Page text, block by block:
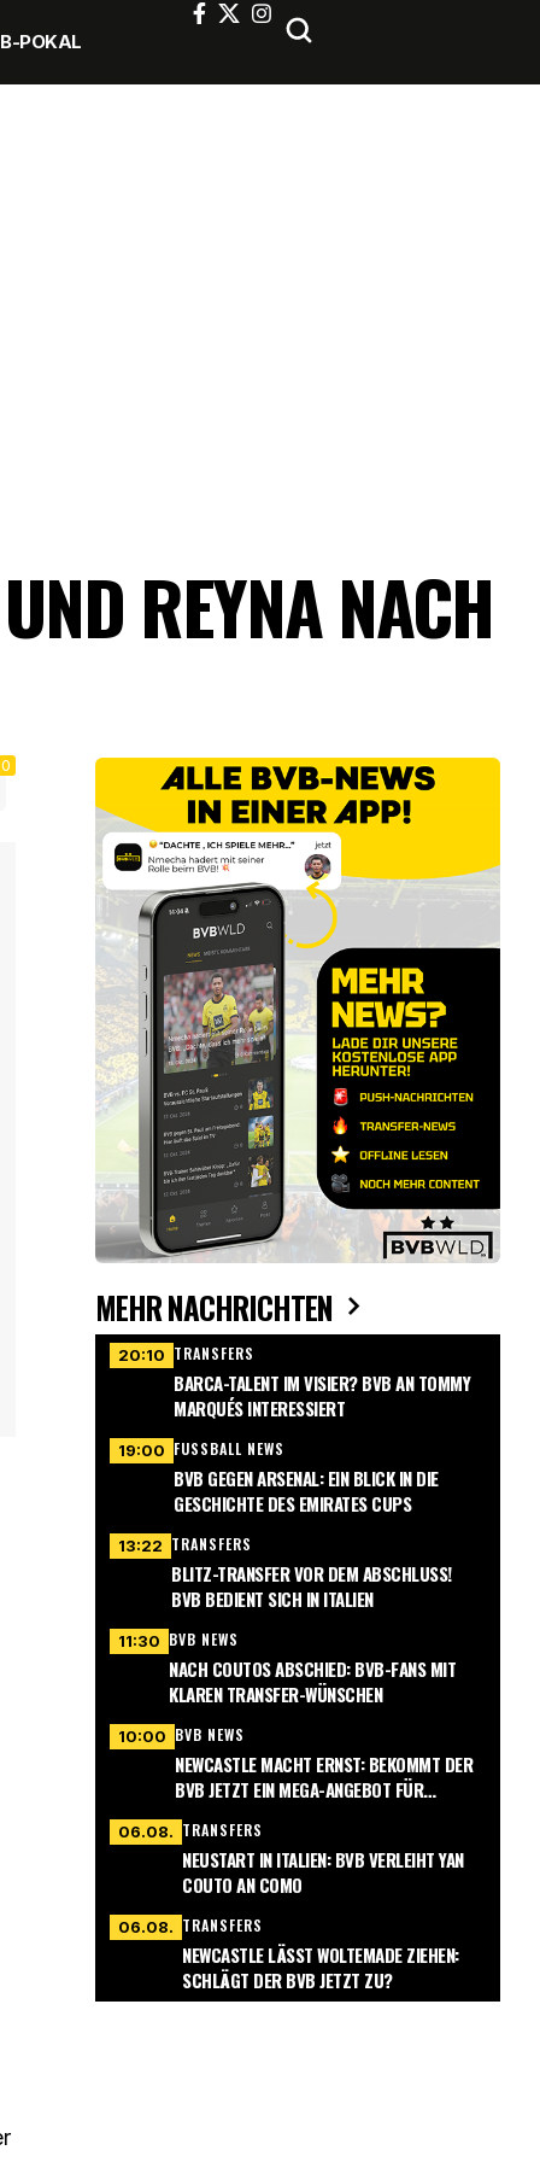
POKAL
REYNA NACH
0
MEHR NACHRICHTEN
20:10 TRANSFERS
BARCA-TALENT IM VISIER? BVB AN TOMMY
MARQUÉS INTERESSIERT
19:00 FUSSBALL NEWS
BVB GEGEN ARSENAL: EIN BLICK IN DIE
GESCHICHTE DES EMIRATES CUPS
13:22 TRANSFERS
BLITZ-TRANSFER VOR DEM ABSCHLUSS!
BVB BEDIENT SICH IN ITALIEN
11:30 BVB NEWS
NACH COUTOS ABSCHIED: BVB-FANS MIT
KLAREN TRANSFER-WÜNSCHEN
10:00 BVB NEWS
NEWCASTLE MACHT ERNST: BEKOMMT DER
BVB JETZT EIN MEGA-ANGEBOT FÜR
NMECHA?
06.08. TRANSFERS
NEUSTART IN ITALIEN: BVB VERLEIHT YAN
COUTO AN COMO
06.08. TRANSFERS
NEWCASTLE LÄSST WOLTEMADE ZIEHEN:
SCHLÄGT DER BVB JETZT ZU?